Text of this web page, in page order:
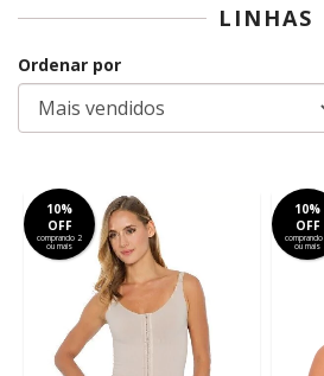
LINHAS
Ordenar por
10%
OFF
comprando 2
ou mais
10%
OFF
ou mais